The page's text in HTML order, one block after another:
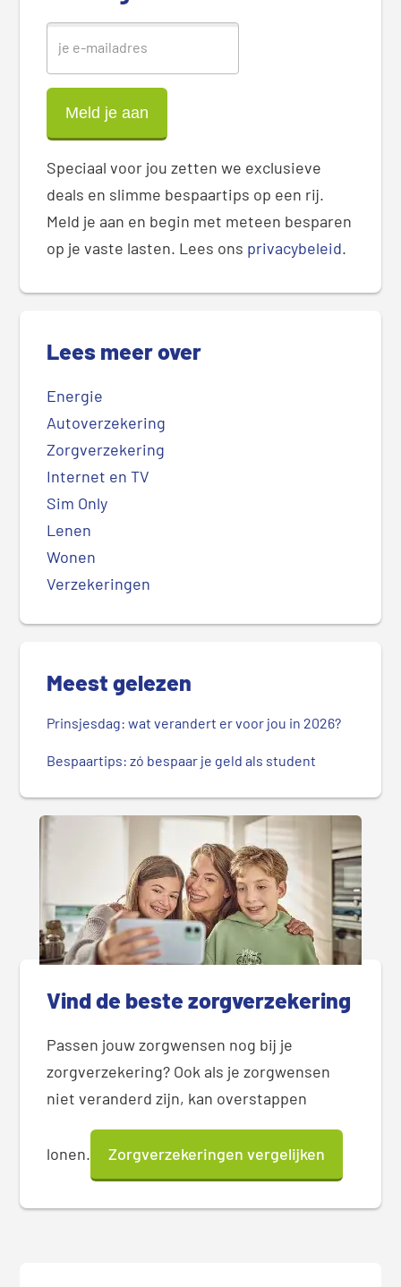
Speciaal voor jou zetten we exclusieve
deals en slimme bespaartips op een rij.
Meld je aan en begin met meteen besparen
op je vaste lasten. Lees ons privacybeleid.
Lees meer over
Energie
Autoverzekering
Zorgverzekering
Internet en TV
Sim Only
Lenen
Wonen
Verzekeringen
Meest gelezen
Prinsjesdag: wat verandert er voor jou in 2026?
Bespaartips: zó bespaar je geld als student
Vind de beste zorgverzekering
Passen jouw zorgwensen nog bij je
zorgverzekering? Ook als je zorgwensen
niet veranderd zijn, kan overstappen
lonen. Zorgverzekeringen vergelijken